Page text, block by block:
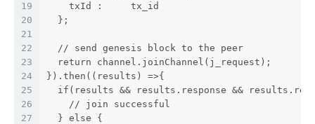
19
20
21
22
23
24
25
26
27
    txId :     tx_id
  };
  // send genesis block to the peer
  return channel.joinChannel(j_request);
}).then((results) =>{
if(results && results.response &&
    // join successful
  } else {